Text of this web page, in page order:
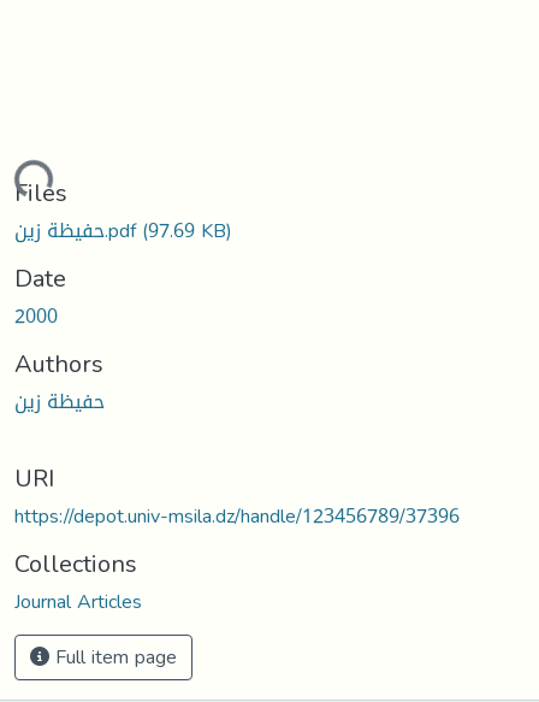
Loading...
Files
حفيظة زين.pdf(97.69 KB)
Date
2000
Authors
حفيظة زين
URI
https://depot.univ-msila.dz/handle/123456789/37396
Collections
Journal Articles
Full item page